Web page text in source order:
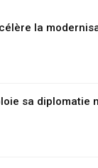
la
sa